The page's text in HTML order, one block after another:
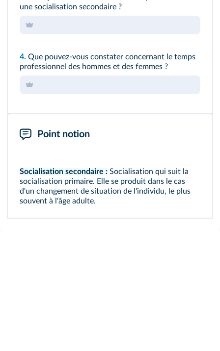
une socialisation secondaire ?
4. Que pouvez-vous constater concernant le temps
professionnel des hommes et des femmes ?
Point notion
Socialisation secondaire : Socialisation qui suit la
socialisation primaire. Elle se produit dans le cas
d'un changement de situation de l'individu, le plus
souvent à l'âge adulte.